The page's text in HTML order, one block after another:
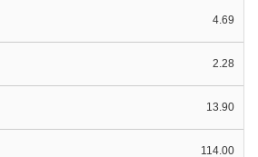
4.69
2.28
13.90
114.00